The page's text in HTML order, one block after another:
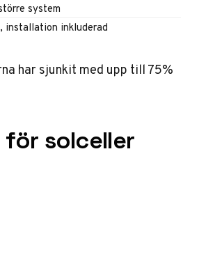
system
installation inkluderad
har sjunkit med upp till 75%
solceller